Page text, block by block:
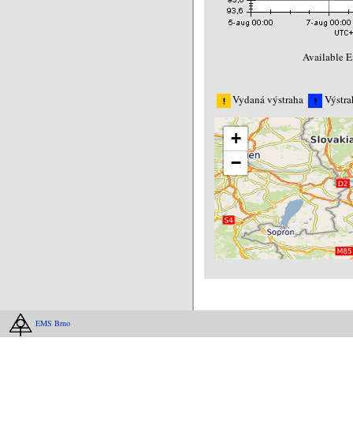
Available
Vydaná výstraha
+
−
EMS Brno